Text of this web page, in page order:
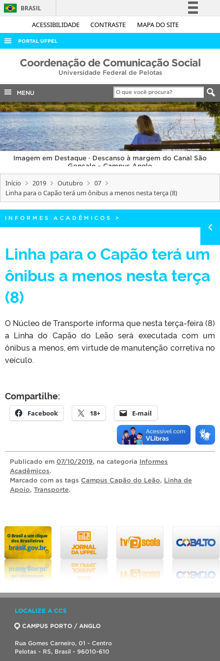
ACESSIBILIDADE CONTRASTE MAPA DO SITE
BRASIL
Simplifique!
Acesso à informação
Legislação
Canais
PORTAL UFPEL
ACESSO À INFORMAÇÃO
COBALTO
CONCURSOS
EDITAIS
INTERNACIONAL
OUVIDORIA
PORTARIAS
TELEFONES
Coordenação de Comunicação Social
Universidade Federal de Pelotas
MENU
Imagem em Destaque · Descanso à margem do Canal São
Gonçalo – Campus Anglo
Início 2019 Outubro
07
Linha para o Capão terá um ônibus a menos nesta terça (8)
INFORMES ACADÊMICOS >
Linha para o Capão terá um
ônibus a menos nesta terça
(8)
O Núcleo de Transporte informa que nesta terça-feira (8)
a Linha do Capão do Leão será executada com um
ônibus a menos, em virtude de manutenção corretiva no
veículo.
Compartilhe:
Facebook 18+ E-mail
Publicado em 07/10/2019, na categoria Informes
Acadêmicos.
Marcado com as tags Campus Capão do Leão, Linha de
Apoio, Transporte.
LOCALIZE A CCS
CAMPUS PORTO / ANGLO
Rua Gomes Carneiro, 01 - Centro
Pelotas - RS, Brasil - 96010-610